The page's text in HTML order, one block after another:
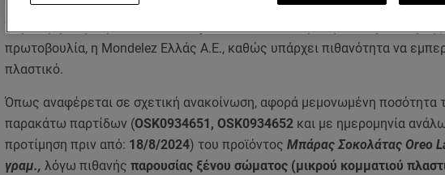
Συγκεκριμένη παρτίδα
πρωτοβουλία, η Mondelez Ελλάς Α.Ε., καθώς υπάρχει πιθανότητα να
πλαστικό.
Όπως αναφέρεται σε σχετική ανακοίνωση, αφορά μεμονωμένη ποσότητα
παρακάτω παρτίδων (OSK0934651, OSK0934652και με ημερομηνία
προτίμηση πριν από: 18/8/2024) του προϊόντος Μπάρας Σοκολάτας Oreo
γραμ., λόγω πιθανής παρουσίας ξένου σώματος (μικρού κομματιού